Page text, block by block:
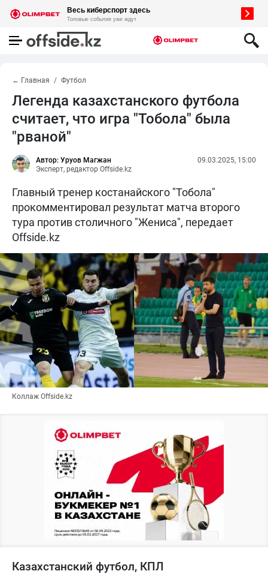
← Главная Футбол
Легенда казахстанского футбола
считает, что игра "Тобола" была
"рваной"
Автор: Уруов Магжан
Эксперт, редактор Offside.kz
09.03.2025, 15:00
Главный тренер костанайского "Тобола"
прокомментировал результат матча второго
тура против столичного "Жениса", передает
Offside.kz
Коллаж Offside.kz
Казахстанский футбол, КПЛ